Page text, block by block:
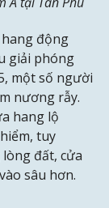
động
giải phóng
một số người
nương rẫy.
hang lộ
tuy
đất, cửa
sâu hơn.